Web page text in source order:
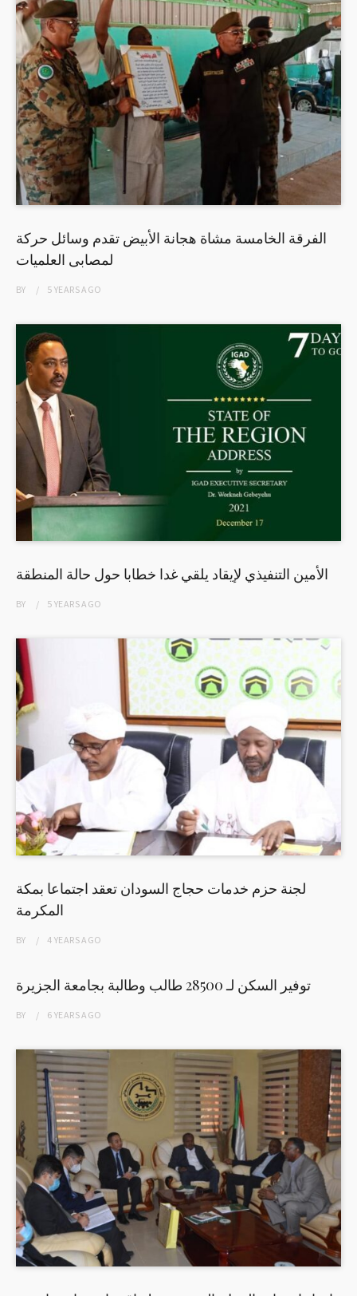
الفرقة الخامسة مشاة هجانة الأبيض تقدم وسائل حركة
لمصابى العلميات
BY 5 YEARSAGO
الأمين التنفيذي لإيقاد يلقي غدا خطابا حول حالة المنطقة
BY 5 YEARSAGO
لجنة حزم خدمات حجاج السودان تعقد اجتماعا بمكة
المكرمة
BY 4 YEARSAGO
توفير السكن لـ 28500 طالب وطالبة بجامعة الجزيرة
BY 6 YEARSAGO